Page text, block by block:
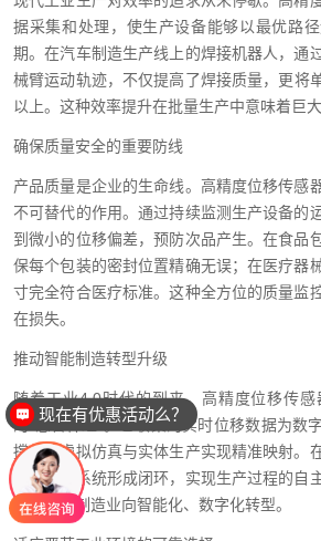
据采集和处理，使生产设备能够以最优路
期。在汽车制造生产线上的焊接机器人，通
械臂运动轨迹，不仅提高了焊接质量，更将
以上。这种效率提升在批量生产中意味着巨大
确保质量安全的重要防线
产品质量是企业的生命线。高精度位移传感
不可替代的作用。通过持续监测生产设备的
到微小的位移偏差，预防次品产生。在食品
保每个包装的密封位置精确无误；在医疗器
寸完全符合医疗标准。这种全方位的质量监
在损失。
推动智能制造转型升级
随着工业4.0时代的到来，高精度位移传感
的"感官神经"。它收集的实时位移数据为数
撑，使虚拟仿真与实体生产实现精准映射。
器与控制系统形成闭环，实现生产过程的自
正推动了制造业向智能化、数字化转型。
现在有优惠活动么？